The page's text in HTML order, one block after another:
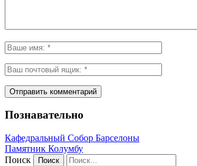
Познавательно
Кафeдрaльный Собор Барселоны
Пaмятник Колумбу
Поиск